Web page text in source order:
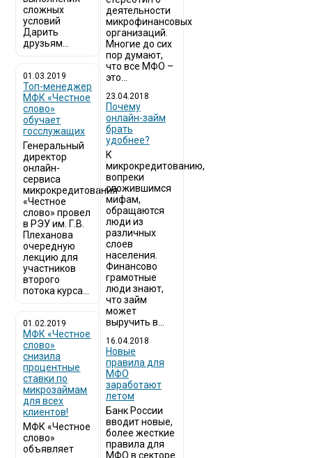
сложных
условий
Дарить
друзьям...
01.03.2019
Топ-менеджер
МФК «Честное
слово»
обучает
госслужащих
Генеральный
директор
онлайн-
сервиса
микрокредитования
«Честное
слово» провел
в РЭУ им. Г.В.
Плеханова
очередную
лекцию для
участников
второго
потока курса...
01.02.2019
МФК «Честное
слово»
снизила
процентные
ставки по
микрозаймам
для всех
клиентов!
МФК «Честное
слово»
объявляет
деятельности
микрофинансовых
организаций.
Многие до сих
пор думают,
что все МФО –
это...
23.04.2018
Почему
онлайн-займ
брать
удобнее?
К
микрокредитованию,
вопреки
сложившимся
мифам,
обращаются
люди из
различных
слоев
населения.
Финансово
грамотные
люди знают,
что займ
может
выручить в...
16.04.2018
Новые
правила для
МФО
заработают
летом
Банк России
вводит новые,
более жесткие
правила для
МФО в секторе